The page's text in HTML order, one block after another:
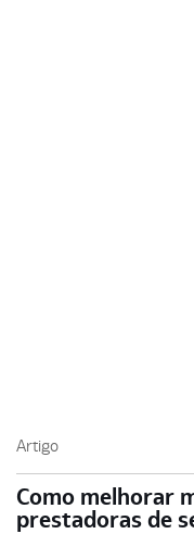
Artigo
Como melhorar
prestadoras de